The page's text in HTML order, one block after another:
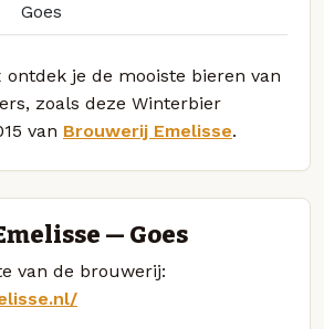
Goes
ontdek je de mooiste bieren van
zoals deze Winterbier
van Brouwerij Emelisse.
— Goes
van de brouwerij: